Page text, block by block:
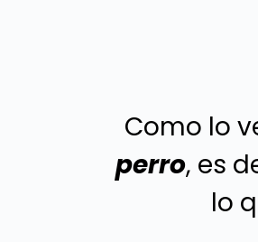
Como lo
perro, es
lo